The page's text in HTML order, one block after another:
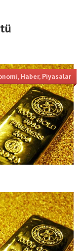
, Haber, Piyasalar